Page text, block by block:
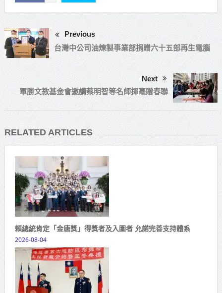
Previous
台灣中公司油煉製事業部捐贈六十五部再生電腦
Next
軍勝文教基金會邀請蔡明智等名師揮毫贈春聯
RELATED ARTICLES
賴總統肯定「金唐獎」得獎者及入圍者 允諾完善支持體系
2026-08-04